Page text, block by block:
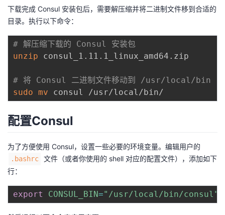
下载完成 Consul 安装包后，需要解压缩并将二进制文件移到合适的
目录。执行以下命令：
# 解压缩下载的 Consul 安装包
unzip consul_1.11.1_linux_amd64.zip
# 将 Consul 二进制文件移动到 /usr/local/bin 目录
sudo mv
配置Consul
为了方便使用 Consul，设置一些必要的环境变量。编辑用户的
.bashrc
文件（或者你使用的 shell 对应的配置文件），添加如下
行：
export CONSUL_BIN="/usr/local/bin/consul"